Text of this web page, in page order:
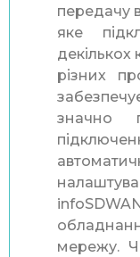
передачу
яке
декількох
різних
значно
мережу.